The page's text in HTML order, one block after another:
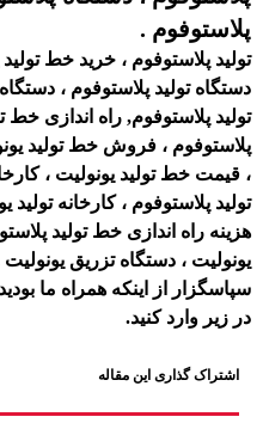
پلاستوفوم .
تولید پلاستوفوم ، خرید خط
دستگاه تولید پلاستوفوم ،
تولید پلاستوفوم, راه اندازی خط
پلاستوفوم ، فروش خط تولید
، قیمت خط تولید یونولیت ،
تولید پلاستوفوم ، کارخانه تولید
هزینه راه اندازی خط تولید
یونولیت ، دستگاه تزریق یونولیت
سپاسگزار از اینکه همراه ما
در زیر وارد کنید.
اشتراک گذاری این مقاله